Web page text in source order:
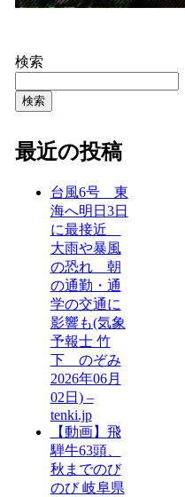
検索
検索
最近の投稿
台風6号 東
海へ明日3日
に最接近
大雨や暴風
の恐れ 朝
の通勤・通
学の交通に
影響も(気象
予報士 竹
下 のぞみ
2026年06月
02日) –
tenki.jp
【動画】飛
騨牛63頭、
秋までのび
のび 岐阜県